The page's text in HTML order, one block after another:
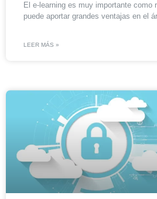
El e-learning es muy importante como
puede aportar grandes ventajas en el
LEER MÁS »